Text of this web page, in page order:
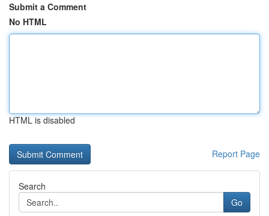
Submit a Comment
No HTML
HTML is disabled
Report Page
Search
Go